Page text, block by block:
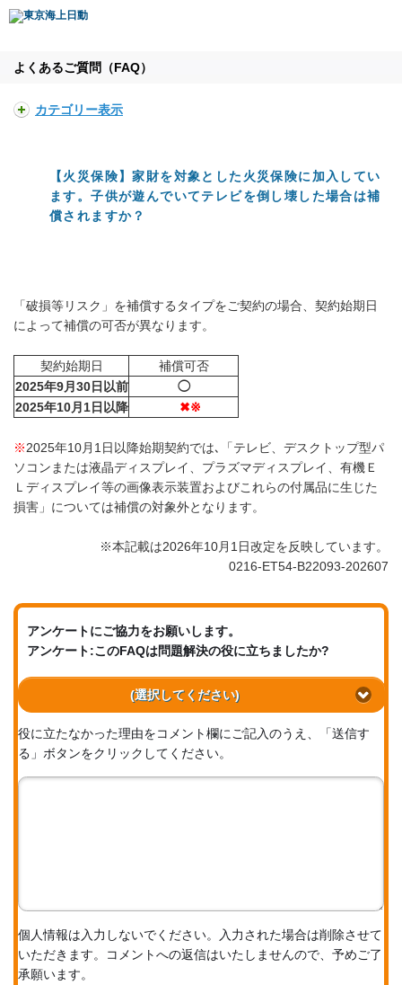
よくあるご質問（FAQ）
カテゴリー表示
【火災保険】家財を対象とした火災保険に加入してい
ます。子供が遊んでいてテレビを倒し壊した場合は補
償されますか？
「破損等リスク」を補償するタイプをご契約の場合、契約始期日
によって補償の可否が異なります。
契約始期日
補償可否
2025年9月30日以前
◯
2025年10月1日以降
✖※
※2025年10月1日以降始期契約では､「テレビ、デスクトップ型パ
ソコンまたは液晶ディスプレイ、プラズマディスプレイ、有機Ｅ
Ｌディスプレイ等の画像表示装置およびこれらの付属品に生じた
損害」については補償の対象外となります。
※本記載は2026年10月1日改定を反映しています。
0216-ET54-B22093-202607
アンケートにご協力をお願いします。
アンケート:このFAQは問題解決の役に立ちましたか?
(選択してください)
役に立たなかった理由をコメント欄にご記入のうえ、「送信す
る」ボタンをクリックしてください。
個人情報は入力しないでください。入力された場合は削除させて
いただきます。コメントへの返信はいたしませんので、予めご了
承願います。